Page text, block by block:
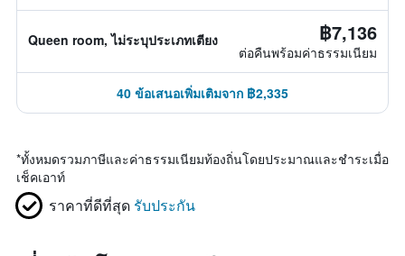
Queen room, ไม่ระบุประเภทเตียง ฿7,136
ต่อคืนพร้อมค่าธรรมเนียม
40 ข้อเสนอเพิ่มเติมจาก ฿2,335
*ทั้งหมดรวมภาษีและค่าธรรมเนียมท้องถิ่นโดยประมาณและชำระเมื่อ
เช็คเอาท์
ราคาที่ดีที่สุด รับประกัน